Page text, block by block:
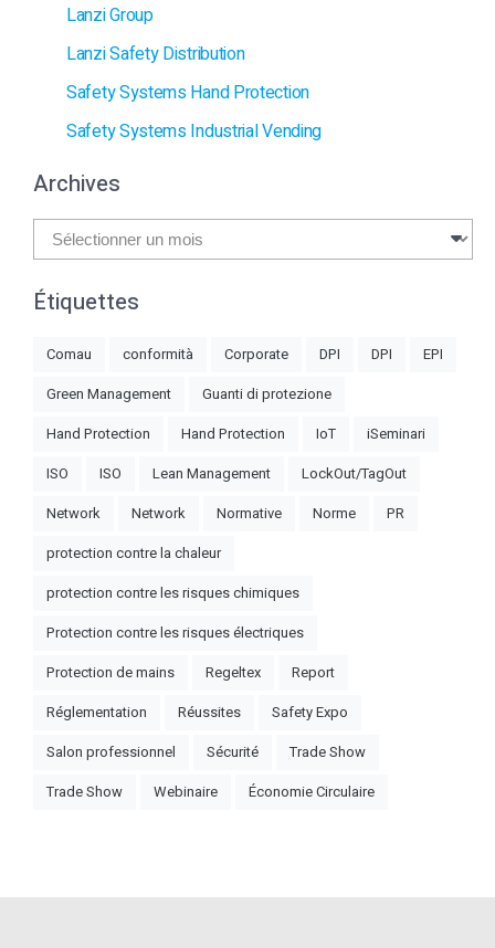
Lanzi Group
Lanzi Safety Distribution
Safety Systems Hand Protection
Safety Systems Industrial Vending
Archives
Archives
Étiquettes
Comau conformità Corporate DPI DPI
EPI
Green Management
Guanti di protezione
Hand Protection
Hand Protection IoT
iSeminari
ISO
ISO Lean Management
LockOut/TagOut
Network
Network Normative Norme
PR
protection contre la chaleur
protection contre les risques chimiques
Protection contre les risques électriques
Protection de mains
Regeltex
Report
Réglementation
Réussites
Safety Expo
Salon professionnel
Sécurité
Trade Show
Trade Show
Webinaire Économie Circulaire